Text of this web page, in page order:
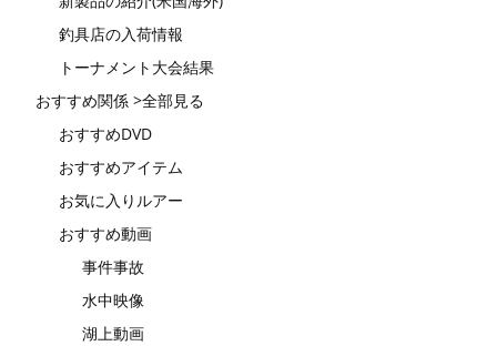
釣具店の入荷情報
トーナメント大会結果
おすすめ関係 >全部見る
おすすめDVD
おすすめアイテム
お気に入りルアー
おすすめ動画
事件事故
水中映像
湖上動画